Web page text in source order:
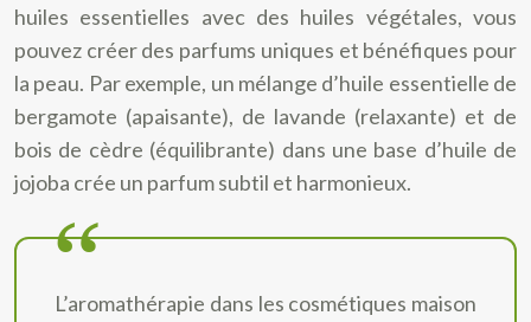
huiles essentielles avec des huiles végétales, vous
pouvez créer des parfums uniques et bénéfiques pour
la peau. Par exemple, un mélange d’huile essentielle de
bergamote (apaisante), de lavande (relaxante) et de
bois de cèdre (équilibrante) dans une base d’huile de
jojoba crée un parfum subtil et harmonieux.
L’aromathérapie dans les cosmétiques maison